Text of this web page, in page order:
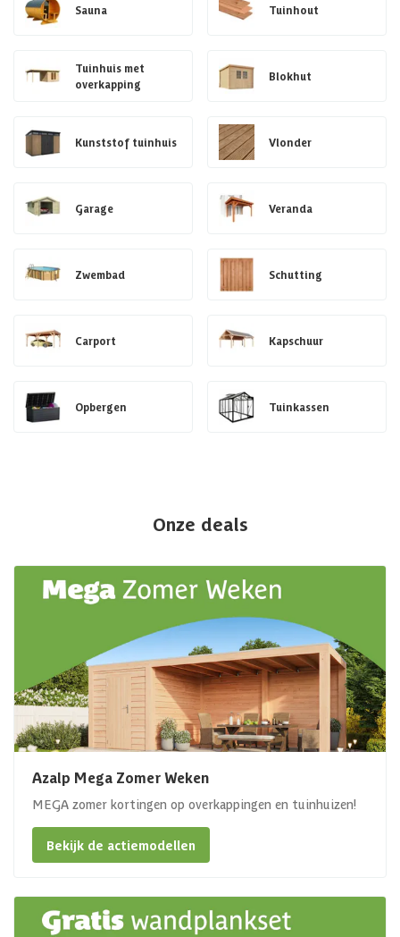
Sauna Tuinhout
Tuinhuis met
overkapping
Blokhut
Kunststof tuinhuis Vlonder
Garage Veranda
Zwembad Schutting
Carport Kapschuur
Opbergen Tuinkassen
Onze deals
Azalp Mega Zomer Weken
MEGA zomer kortingen op overkappingen en tuinhuizen!
Bekijk de actiemodellen